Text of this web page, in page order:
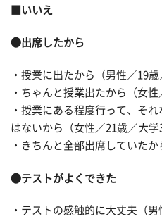
■いいえ
●出席したから
・授業に出たから（男性／19歳
・ちゃんと授業出たから（女性
・授業にある程度行って、そ
はないから（女性／21歳／大学
・きちんと全部出席していた
●テストがよくできた
・テストの感触的に大丈夫（男